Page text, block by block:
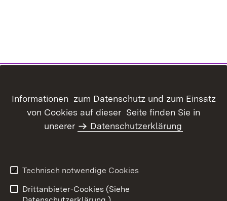
Informationen zum Datenschutz und zum Einsatz
von Cookies auf dieser Seite finden Sie in
unserer
Datenschutzerklärung
Technisch notwendige Cookies
Drittanbieter-Cookies (Siehe